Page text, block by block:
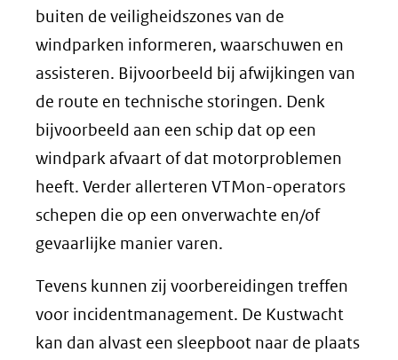
buiten de veiligheidszones van de
windparken informeren, waarschuwen en
assisteren. Bijvoorbeeld bij afwijkingen van
de route en technische storingen. Denk
bijvoorbeeld aan een schip dat op een
windpark afvaart of dat motorproblemen
heeft. Verder allerteren VTMon-operators
schepen die op een onverwachte en/of
gevaarlijke manier varen.
Tevens kunnen zij voorbereidingen treffen
voor incidentmanagement. De Kustwacht
kan dan alvast een sleepboot naar de plaats